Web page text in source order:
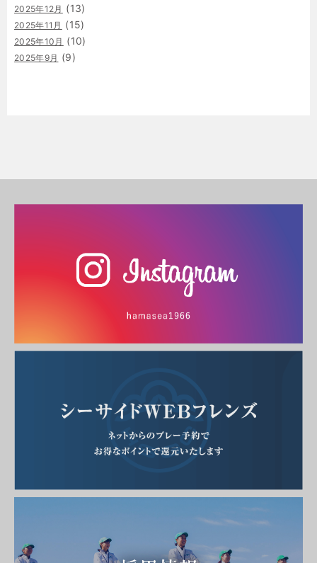
2025年12月 (13)
2025年11月 (15)
2025年10月 (10)
2025年9月 (9)